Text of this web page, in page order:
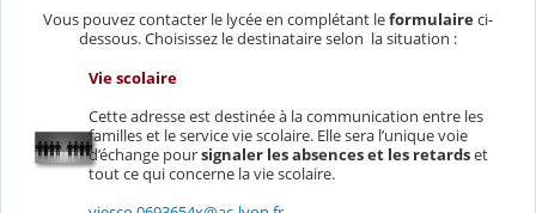
Vous pouvez contacter le lycée en complétant leformulaireci-
dessous. Choisissez le destinataire selon la situation :
Vie scolaire
Cette adresse est destinée à la communication entre les
familles et le service vie scolaire. Elle sera l’unique voie
d’échange poursignaler les absences et les retardset
tout ce qui concerne la vie scolaire.